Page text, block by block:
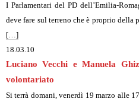
I Parlamentari del PD dell’Emilia-
deve fare sul terreno che è proprio
[…]
18.03.10
Luciano Vecchi e Manuela
volontariato
Si terrà domani, venerdì 19 marzo alle